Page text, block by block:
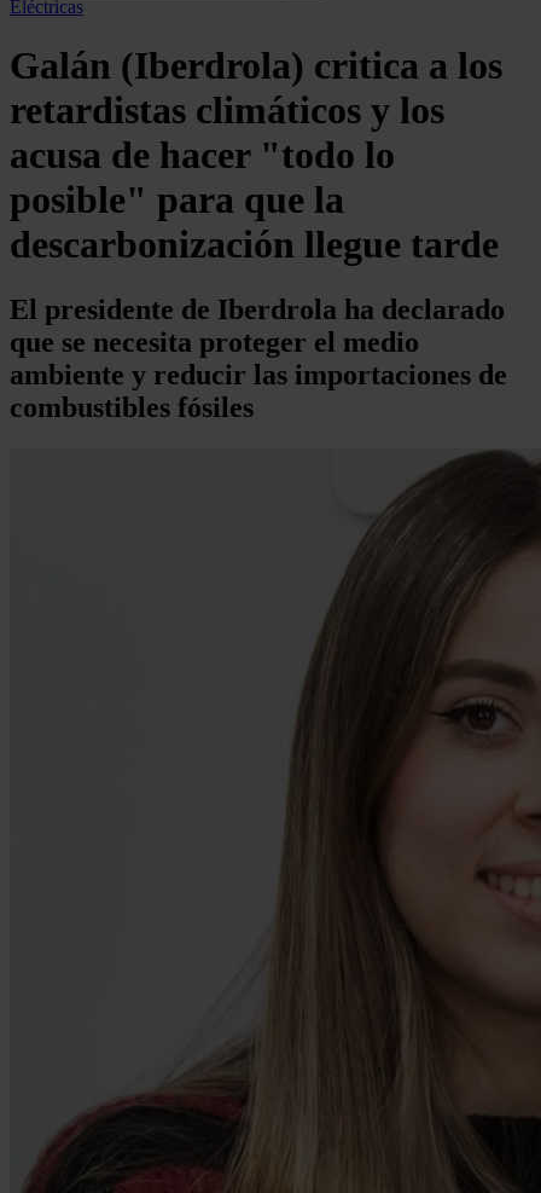
Eléctricas
Galán (Iberdrola) critica a los
retardistas climáticos y los
acusa de hacer "todo lo
posible" para que la
descarbonización llegue tarde
El presidente de Iberdrola ha declarado
que se necesita proteger el medio
ambiente y reducir las importaciones de
combustibles fósiles